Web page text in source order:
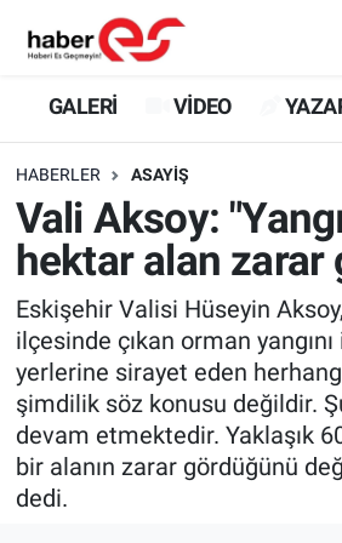
GALERİ VİDEO
HABERLER ASAYİŞ
Vali Aksoy:
hektar alan zarar
Eskişehir Valisi Hüseyin
ilçesinde çıkan orman
yerlerine sirayet eden
şimdilik söz konusu değildir.
devam etmektedir. Yaklaşık
bir alanın zarar gördüğünü
dedi.
GALERİ
YAZARLAR
GÜNDEM
SİYASET
TEKNOLOJİ
EKONOMİ
Eskişehir Nöbetçi Eczaneler
Eskişehir Trafik Yoğunluk
Süper Lig Puan Durumu ve
Tüm Manşetler
Son Dakika Haberleri
Haber Arşivi